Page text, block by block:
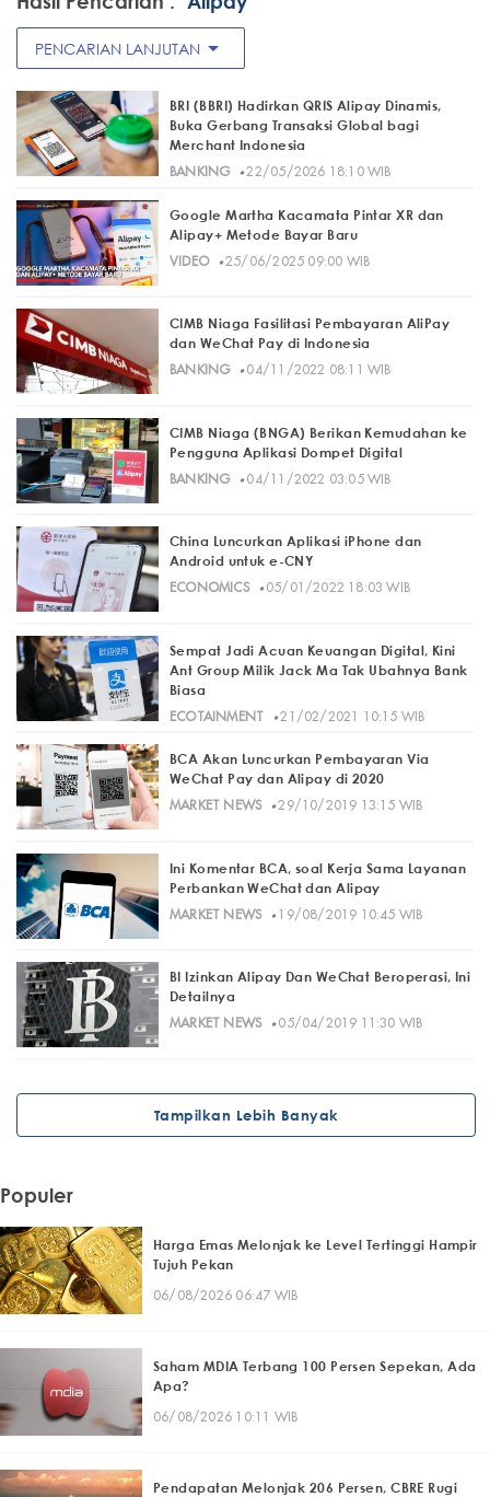
PENCARIAN LANJUTAN arrow_drop_down
BRI (BBRI) Hadirkan QRIS Alipay Dinamis,
Buka Gerbang Transaksi Global bagi
Merchant Indonesia
BANKING· 22/05/2026 18:10 WIB
Google Martha Kacamata Pintar XR dan
Alipay+ Metode Bayar Baru
VIDEO· 25/06/2025 09:00 WIB
CIMB Niaga Fasilitasi Pembayaran AliPay
dan WeChat Pay di Indonesia
BANKING· 04/11/2022 08:11 WIB
CIMB Niaga (BNGA) Berikan Kemudahan ke
Pengguna Aplikasi Dompet Digital
BANKING· 04/11/2022 03:05 WIB
China Luncurkan Aplikasi iPhone dan
Android untuk e-CNY
ECONOMICS· 05/01/2022 18:03 WIB
Sempat Jadi Acuan Keuangan Digital, Kini
Ant Group Milik Jack Ma Tak Ubahnya Bank
Biasa
ECOTAINMENT
· 21/02/2021 10:15 WIB
BCA Akan Luncurkan Pembayaran Via
WeChat Pay dan Alipay di 2020
MARKET NEWS· 29/10/2019 13:15 WIB
Ini Komentar BCA, soal Kerja Sama Layanan
Perbankan WeChat dan Alipay
MARKET NEWS· 19/08/2019 10:45 WIB
BI Izinkan Alipay Dan WeChat Beroperasi, Ini
Detailnya
MARKET NEWS· 05/04/2019 11:30 WIB
Tampilkan Lebih Banyak
Populer
Harga Emas Melonjak ke Level Tertinggi Hampir
Tujuh Pekan
06/08/2026 06:47 WIB
Saham MDIA Terbang 100 Persen Sepekan, Ada
Apa?
06/08/2026 10:11 WIB
Pendapatan Melonjak 206 Persen, CBRE Rugi